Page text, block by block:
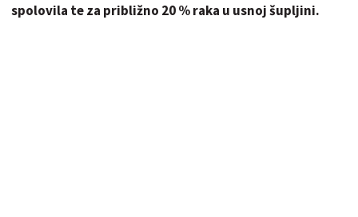
spolovila te za približno 20 % raka u usnoj šupljini.